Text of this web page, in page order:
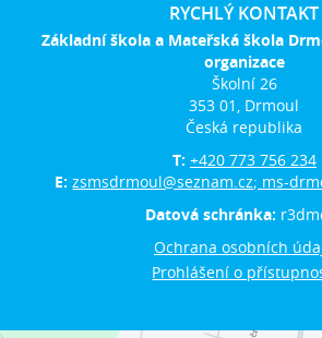
RYCHLÝ KONTAKT
Základní škola a Mateřská škola
organizace
Školní 26
353 01, Drmoul
Česká republika
T: +420 773 756 234
E:zsmsdrmoul@seznam.cz; ms-
Datová schránka:
Ochrana osobních
Prohlášení o